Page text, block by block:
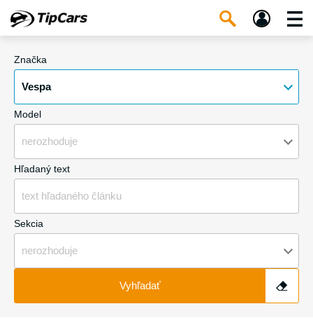
Značka
Vespa
Model
nerozhoduje
Hľadaný text
Sekcia
nerozhoduje
Vyhľadať